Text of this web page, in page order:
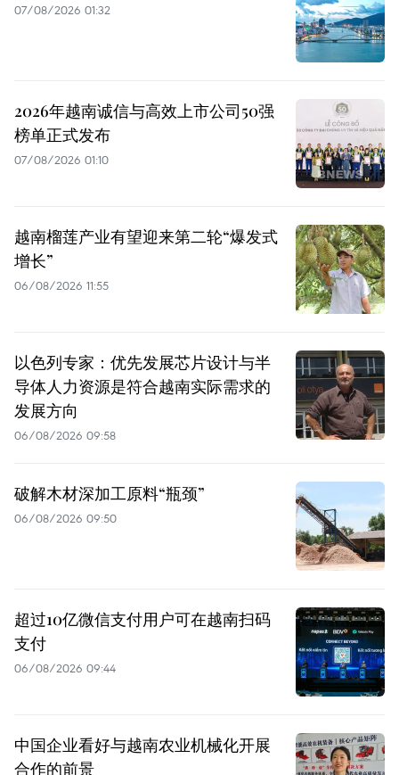
07/08/2026 01:32
2026年越南诚信与高效上市公司50强
榜单正式发布
07/08/2026 01:10
越南榴莲产业有望迎来第二轮“爆发式
增长”
06/08/2026 11:55
以色列专家：优先发展芯片设计与半
导体人力资源是符合越南实际需求的
发展方向
06/08/2026 09:58
破解木材深加工原料“瓶颈”
06/08/2026 09:50
超过10亿微信支付用户可在越南扫码
支付
06/08/2026 09:44
中国企业看好与越南农业机械化开展
合作的前景